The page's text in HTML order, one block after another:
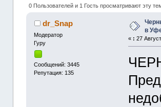
раз)
0 Пользователей и 1 Гость просматривают эту
dr_Snap
Модератор
Гуру
Сообщений: 3445
Репутация: 135
в
« : 27